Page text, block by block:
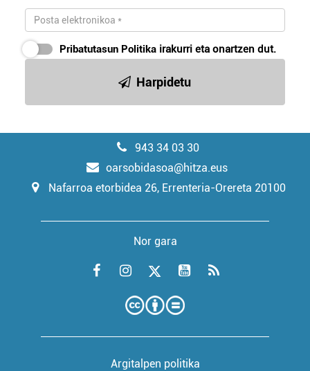
Pribatutasun Politika irakurri eta onartzen dut.
Harpidetu
943 34 03 30
oarsobidasoa@hitza.eus
Nafarroa etorbidea 26, Errenteria-Orereta 20100
Nor gara
Argitalpen politika